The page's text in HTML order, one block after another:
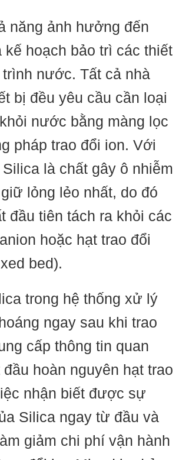
năng ảnh hưởng đến
kế hoạch bảo trì các thiết
nước. Tất cả nhà
bị đều yêu cầu cần loại
nước bằng màng lọc
pháp trao đổi ion. Với
là chất gây ô nhiễm
lỏng lẻo nhất, do đó
đầu tiên tách ra khỏi các
hoặc hạt trao đổi
bed).
trong hệ thống xử lý
ngay sau khi trao
cấp thông tin quan
hoàn nguyên hạt trao
nhận biết được sự
Silica ngay từ đầu và
giảm chi phí vận hành